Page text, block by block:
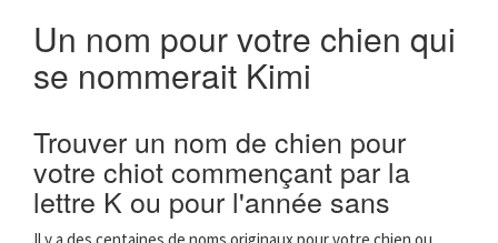
Un nom pour votre chien qui
se nommerait Kimi
Trouver un nom de chien pour
votre chiot commençant par la
lettre K ou pour l'année sans